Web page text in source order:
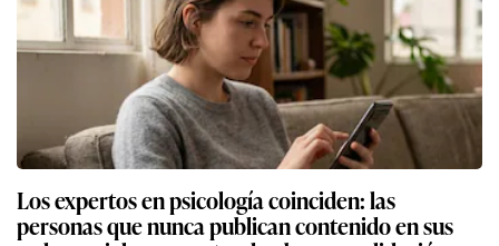
Los expertos en psicología coinciden: las
personas que nunca publican contenido en sus